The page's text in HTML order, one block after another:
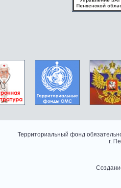
Территориальный фонд
г.